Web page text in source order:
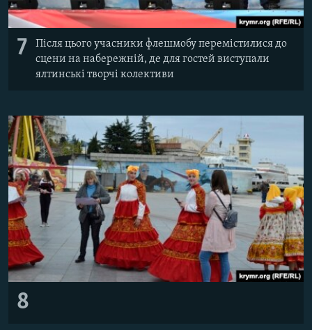
7
Після цього учасники флешмобу перемістилися до
сцени на набережній, де для гостей виступали
ялтинські творчі колективи
8